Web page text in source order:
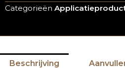
Categorieën
Beschrijving